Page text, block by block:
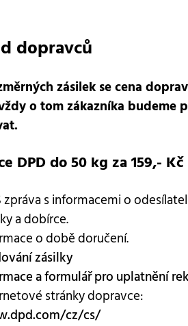
dopravců
zásilek se cena
o tom zákazníka budeme
DPD do 50 kg za 159,- Kč
zpráva s informacemi o
a dobírce.
o době doručení.
zásilky
a formulář pro uplatnění
stránky dopravce:
cz/cs/